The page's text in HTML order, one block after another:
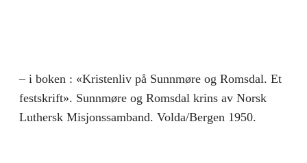
– i boken : «Kristenliv på Sunnmøre og Romsdal. Et
festskrift». Sunnmøre og Romsdal krins av Norsk
Luthersk Misjonssamband. Volda/Bergen 1950.